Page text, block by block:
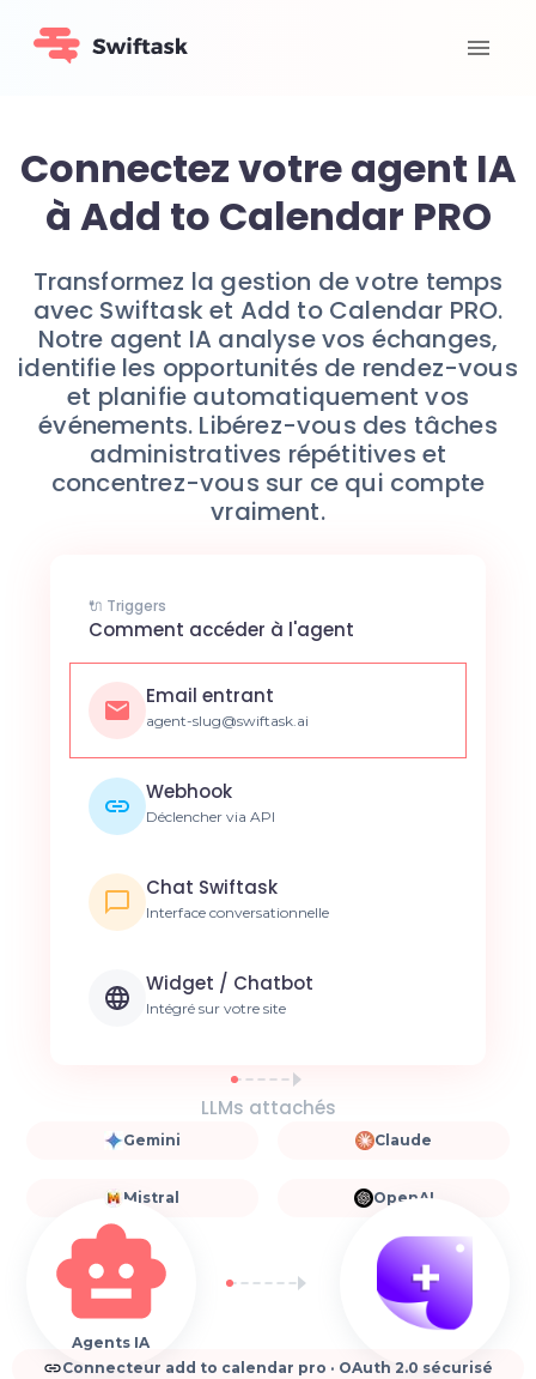
Connectez votre agent IA
à Add to Calendar PRO
Transformez la gestion de votre temps
avec Swiftask et Add to Calendar PRO.
Notre agent IA analyse vos échanges,
identifie les opportunités de rendez-vous
et planifie automatiquement vos
événements. Libérez-vous des tâches
administratives répétitives et
concentrez-vous sur ce qui compte
vraiment.
🔌 Triggers
Comment accéder à l'agent
Email entrant
agent-slug@swiftask.ai
Webhook
Déclencher via API
Chat Swiftask
Interface conversationnelle
Widget / Chatbot
Intégré sur votre site
LLMs attachés
Gemini Claude
Mistral OpenAI
Agents IA
Connecteur add to calendar pro · OAuth 2.0 sécurisé